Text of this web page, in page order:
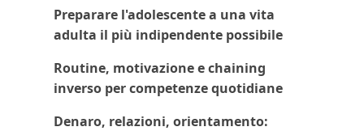
Preparare l'adolescente a una vita
adulta il più indipendente possibile
Routine, motivazione e chaining
inverso per competenze quotidiane
Denaro, relazioni, orientamento: